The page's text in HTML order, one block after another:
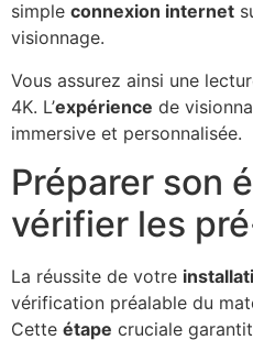
simple connexion internet
visionnage.
Vous assurez ainsi une
4K. L’expérience de
immersive et personnalisée.
Préparer son
vérifier les
La réussite de votre
vérification préalable du
Cette étape cruciale